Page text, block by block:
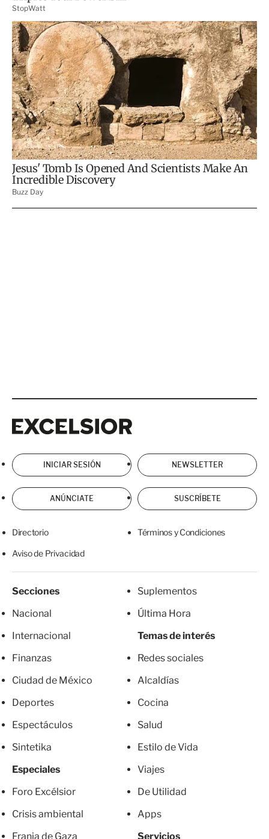
INICIAR SESIÓN NEWSLETTER
ANÚNCIATE SUSCRÍBETE
Directorio Términos y Condiciones
Aviso de Privacidad
Secciones
Nacional
Internacional
Finanzas
Ciudad de México
Deportes
Espectáculos
Sintetika
Especiales
Foro Excélsior
Crisis ambiental
Franja de Gaza
Suplementos
Última Hora
Temas de interés
Redes sociales
Alcaldías
Cocina
Salud
Estilo de Vida
Viajes
De Utilidad
Apps
Servicios